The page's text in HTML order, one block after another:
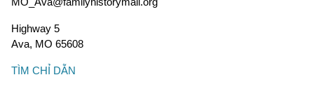
Highway 5
Ava, MO 65608
TÌM CHỈ DẪN